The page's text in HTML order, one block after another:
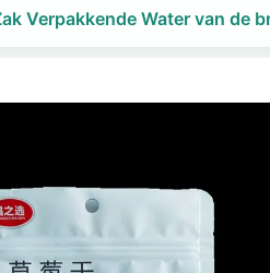
Verpakkende Water van